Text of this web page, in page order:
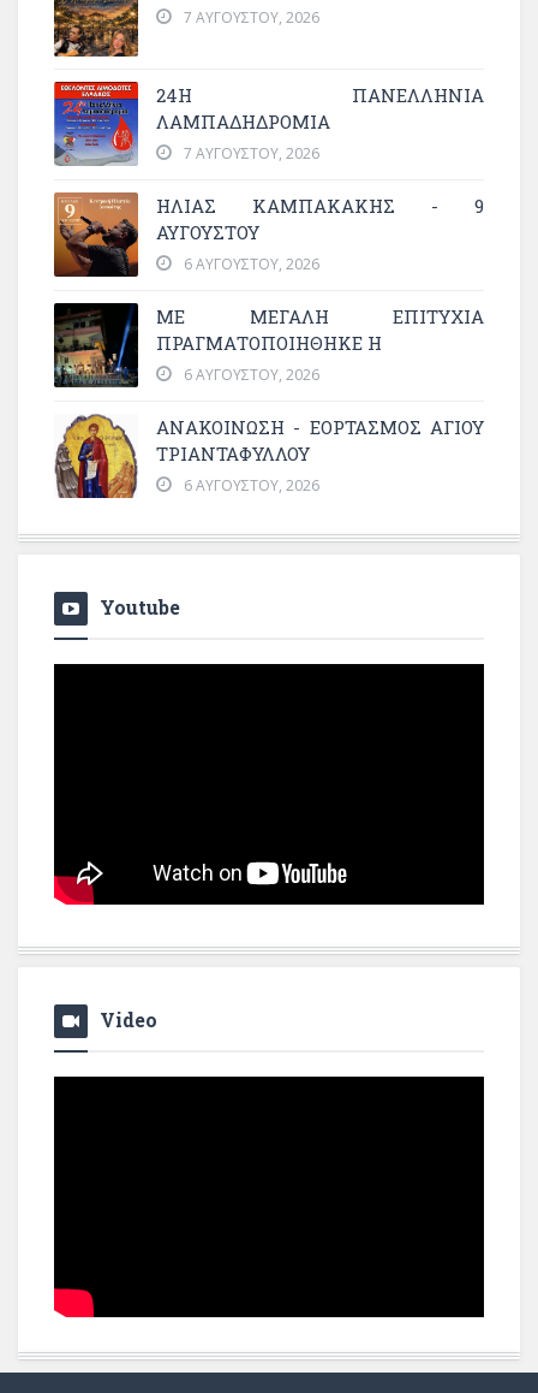
7 ΑΥΓΟΎΣΤΟΥ, 2026
24Η ΠΑΝΕΛΛΗΝΙΑ
ΛΑΜΠΑΔΗΔΡΟΜΙΑ
7 ΑΥΓΟΎΣΤΟΥ, 2026
ΗΛΙΑΣ ΚΑΜΠΑΚΑΚΗΣ - 9
ΑΥΓΟΥΣΤΟΥ
6 ΑΥΓΟΎΣΤΟΥ, 2026
ΜΕ ΜΕΓΆΛΗ ΕΠΙΤΥΧΊΑ
ΠΡΑΓΜΑΤΟΠΟΙΉΘΗΚΕ Η
6 ΑΥΓΟΎΣΤΟΥ, 2026
ΑΝΑΚΟΙΝΩΣΗ - ΕΟΡΤΑΣΜΟΣ ΑΓΙΟΥ
ΤΡΙΑΝΤΑΦΥΛΛΟΥ
6 ΑΥΓΟΎΣΤΟΥ, 2026
Youtube
Video